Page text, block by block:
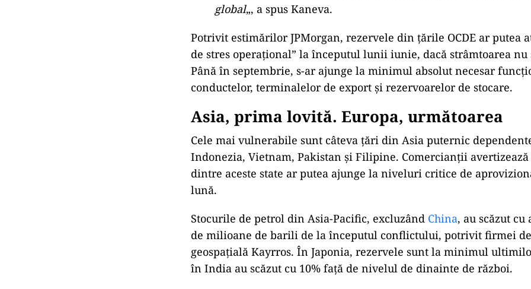
global„, a spus Kaneva.
Potrivit estimărilor JPMorgan, rezervele din țările OCDE ar putea
de stres operațional” la începutul lunii iunie, dacă strâmtoarea nu
Până în septembrie, s-ar ajunge la minimul absolut necesar
conductelor, terminalelor de export și rezervoarelor de stocare.
Asia, prima lovită. Europa, următoarea
Cele mai vulnerabile sunt câteva țări din Asia puternic
Indonezia, Vietnam, Pakistan și Filipine. Comercianții avertizează
dintre aceste state ar putea ajunge la niveluri critice de
lună.
Stocurile de petrol din Asia-Pacific, excluzând China, au scăzut
de milioane de barili de la începutul conflictului, potrivit firmei
geospațială Kayrros. În Japonia, rezervele sunt la minimul
în India au scăzut cu 10% față de nivelul de dinainte de război.